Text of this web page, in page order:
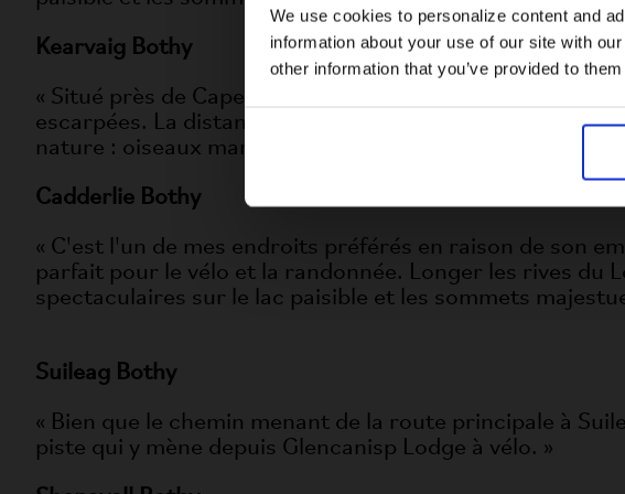
We use cookies to personalize content and
information about your use of our site with
other information that you’ve provided to
Kearvaig Bothy
« Situé près de Cape Wrath, ce bothy se trouve sur une
escarpées. La distance entre le débarcadère du ferry et
nature : oiseaux marins, macareux, dauphins,
Cadderlie Bothy
« C'est l'un de mes endroits préférés en raison de son
parfait pour le vélo et la randonnée. Longer les rives du
spectaculaires sur le lac paisible et les sommets
Suileag Bothy
« Bien que le chemin menant de la route principale à
piste qui y mène depuis Glencanisp Lodge à vélo. »